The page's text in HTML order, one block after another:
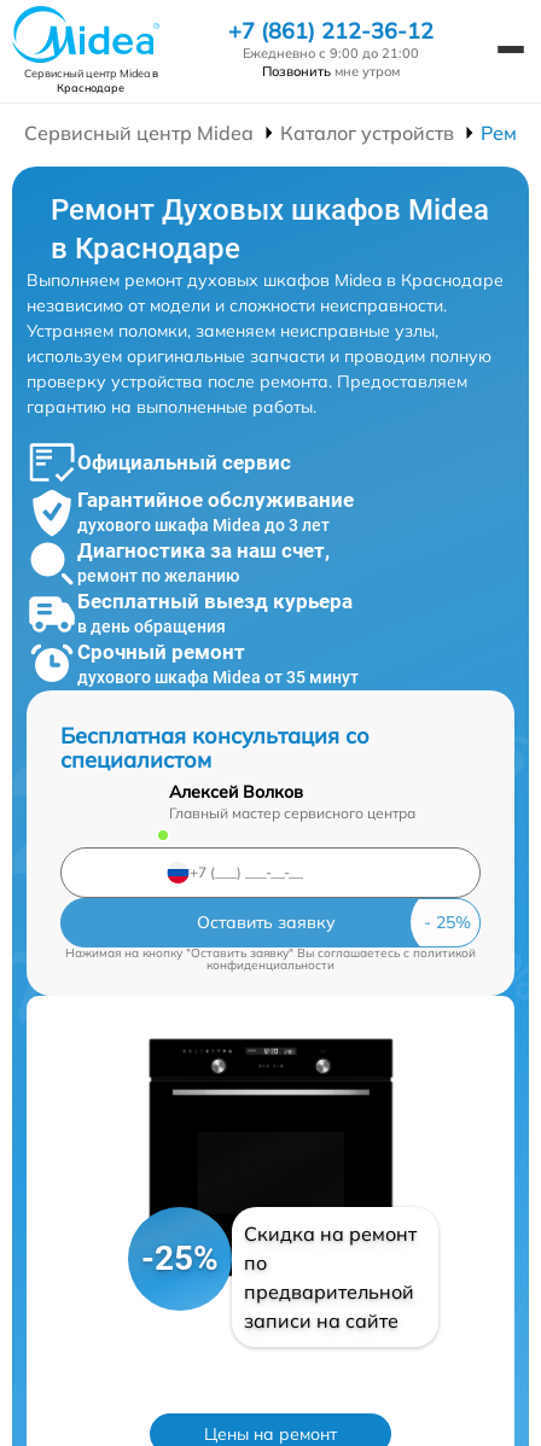
Сервисный центр Mideaв
Краснодаре
+7 (861) 212-36-12
Ежедневно с 9:00 до 21:00
Позвонить мне утром
Сервисный центр Midea Каталог устройств
Ремонт Духовых шкафов Midea
в Краснодаре
Выполняем ремонт духовых шкафов Midea в Краснодаре
независимо от модели и сложности неисправности.
Устраняем поломки, заменяем неисправные узлы,
используем оригинальные запчасти и проводим полную
проверку устройства после ремонта. Предоставляем
гарантию на выполненные работы.
Официальный сервис
Гарантийное обслуживание
духового шкафа Midea до 3 лет
Диагностика за наш счет,
ремонт по желанию
Бесплатный выезд курьера
в день обращения
Срочный ремонт
духового шкафа Midea от 35 минут
Бесплатная консультация со
специалистом
Алексей Волков
Главный мастер сервисного центра
Оставить заявку
Нажимая на кнопку "Оставить заявку" Вы соглашаетесь cполитикой
конфиденциальности
-25%
Скидка на ремонт
по
предварительной
записи на сайте
Цены на ремонт